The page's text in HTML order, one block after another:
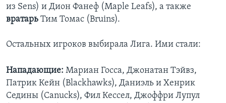
из Sens) и Дион Фанеф (Maple Leafs), а также
вратарь Тим Томас (Bruins).
Остальных игроков выбирала Лига. Ими стали:
Нападающие: Мариан Госса, Джонатан Тэйвз,
Патрик Кейн (Blackhawks), Даниэль и Хенрик
Седины (Canucks), Фил Кессел, Джоффри Лупул